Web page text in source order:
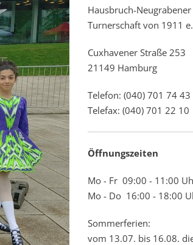
Hausbruch-Neugrabener
Turnerschaft von 1911
Cuxhavener Straße 253
21149 Hamburg
Telefon: (040) 701 74 43
Telefax: (040) 701 22 10
Öffnungszeiten
Mo - Fr 09:00 - 11:00
Mo - Do 16:00 - 18:00
Sommerferien:
vom 13.07. bis 16.08.